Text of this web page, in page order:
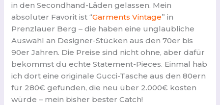
in den Secondhand-Läden gelassen. Mein
absoluter Favorit ist “Garments Vintage” in
Prenzlauer Berg – die haben eine unglaubliche
Auswahl an Designer-Stücken aus den 70er bis
90er Jahren. Die Preise sind nicht ohne, aber dafür
bekommst du echte Statement-Pieces. Einmal hab
ich dort eine originale Gucci-Tasche aus den 80ern
für 280€ gefunden, die neu über 2.000€ kosten
würde – mein bisher bester Catch!